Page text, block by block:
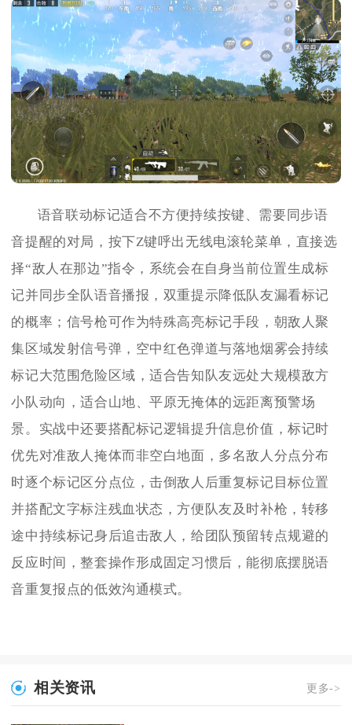
语音联动标记适合不方便持续按键、需要同步语
音提醒的对局，按下Z键呼出无线电滚轮菜单，直接选
择“敌人在那边”指令，系统会在自身当前位置生成标
记并同步全队语音播报，双重提示降低队友漏看标记
的概率；信号枪可作为特殊高亮标记手段，朝敌人聚
集区域发射信号弹，空中红色弹道与落地烟雾会持续
标记大范围危险区域，适合告知队友远处大规模敌方
小队动向，适合山地、平原无掩体的远距离预警场
景。实战中还要搭配标记逻辑提升信息价值，标记时
优先对准敌人掩体而非空白地面，多名敌人分点分布
时逐个标记区分点位，击倒敌人后重复标记目标位置
并搭配文字标注残血状态，方便队友及时补枪，转移
途中持续标记身后追击敌人，给团队预留转点规避的
反应时间，整套操作形成固定习惯后，能彻底摆脱语
音重复报点的低效沟通模式。
相关资讯 更多->